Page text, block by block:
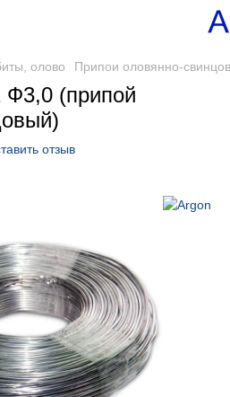
олово Припои оловянно-
(припой
отзыв